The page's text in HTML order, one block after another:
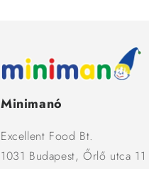
Minimanó
Excellent Food Bt.
1031 Budapest, Őrlő utca 11